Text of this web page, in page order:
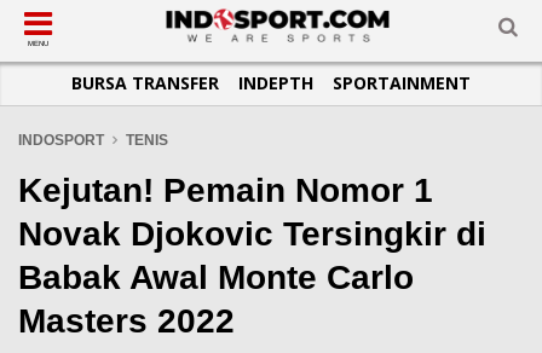
SUB-MENU
SEPAKBOLA
LIGA INGGRIS
LIGA ITALIA
LIGA SPANYOL
LIGA CHAMPIONS
SUB-MENU
SPORTAINMENT
SUB-MENU
OTOMOTIF
OTOMANIA
SUB-MENU
BASKET
FUTSAL
OLIMPIK
E-SPORT
SUB-MENU
JADWAL
SUB-MENU
TOPIK HARI INI
INFOGRAFIS
GALERI FOTO
TEMPAT OLAHRAGA
PASUKAN SEHAT
MENU
BURSA TRANSFER INDEPTH SPORTAINMENT
INDOSPORT TENIS
Kejutan! Pemain Nomor 1
Novak Djokovic Tersingkir di
Babak Awal Monte Carlo
Masters 2022